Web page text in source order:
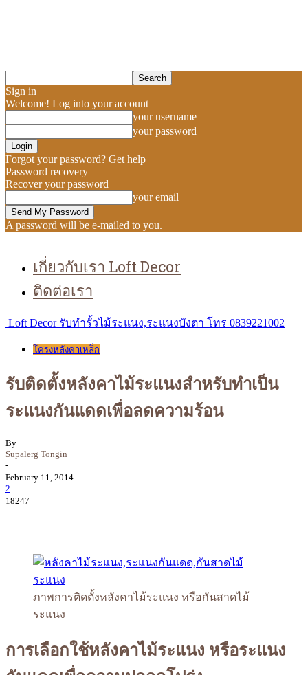
Sign in
Welcome! Log into your account
your username
your password
Forgot your password? Get help
Password recovery
Recover your password
your email
A password will be e-mailed to you.
เกี่ยวกับเรา Loft Decor
ติดต่อเรา
Loft Decor รับทำรั้วไม้ระแนง,ระแนงบังตา โทร 0839221002
โครงหลังคาเหล็ก
รับติดตั้งหลังคาไม้ระแนงสำหรับทำเป็น
ระแนงกันแดดเพื่อลดความร้อน
By
Supalerg Tongin
-
February 11, 2014
2
18247
ภาพการติดตั้งหลังคาไม้ระแนง หรือกันสาดไม้
ระแนง
การเลือกใช้หลังคาไม้ระแนง หรือระแนง